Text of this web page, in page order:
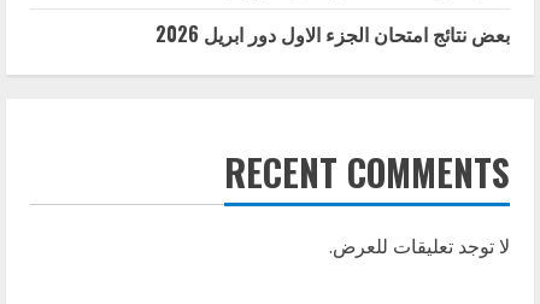
بعض نتائج امتحان الجزء الاول دور ابريل 2026
RECENT COMMENTS
لا توجد تعليقات للعرض.